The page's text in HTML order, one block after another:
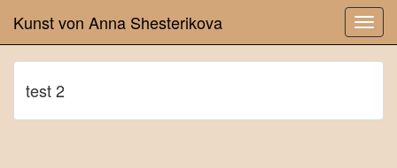
Kunst von Anna Shesterikova
test 2